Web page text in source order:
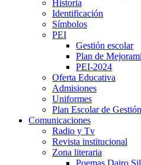
Historia
Identificación
Símbolos
PEI
Gestión escolar
Plan de
PEI-2024
Oferta Educativa
Admisiones
Uniformes
Plan Escolar de
Comunicaciones
Radio y Tv
Revista institucional
Zona literaria
Poemas Dairo